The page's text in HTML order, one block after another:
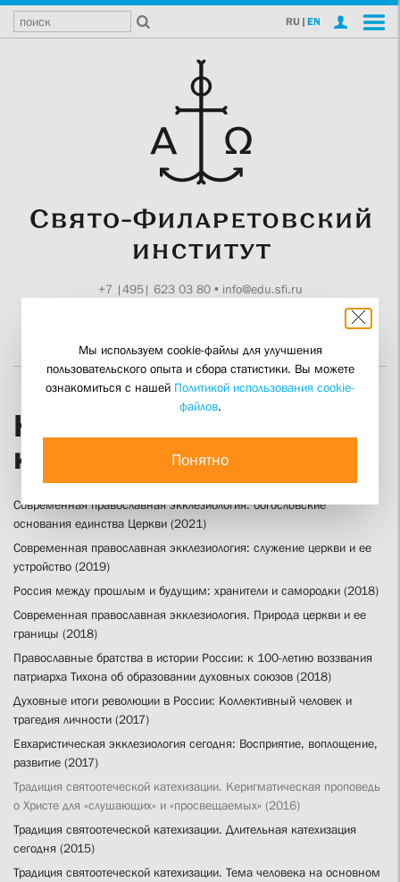
RU | EN
+7 |495| 623 03 80• info@edu.sfi.ru
Научно-практические
конференции
Современная православная экклезиология: богословские
основания единства Церкви (2021)
Современная православная экклезиология: служение церкви и ее
устройство (2019)
Россия между прошлым и будущим: хранители и самородки (2018)
Современная православная экклезиология. Природа церкви и ее
границы (2018)
Православные братства в истории России: к 100-летию воззвания
патриарха Тихона об образовании духовных союзов (2018)
Духовные итоги революции в России: Коллективный человек и
трагедия личности (2017)
Евхаристическая экклезиология сегодня: Восприятие, воплощение,
развитие (2017)
Традиция святоотеческой катехизации. Керигматическая проповедь
о Христе для «слушающих» и «просвещаемых» (2016)
Традиция святоотеческой катехизации. Длительная катехизация
сегодня (2015)
Традиция святоотеческой катехизации. Тема человека на основном
Мы используем cookie-файлы для улучшения
пользовательского опыта и сбора статистики. Вы можете
ознакомиться с нашей Политикой использования cookie-
файлов.
Понятно